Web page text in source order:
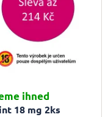
18 mg 2ks
hvězdiček.
ihned